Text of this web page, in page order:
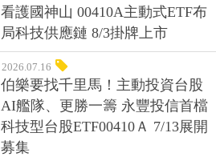
看護國神山 00410A主動式ETF布
局科技供應鏈 8/3掛牌上市
2026.07.16
伯樂要找千里馬！主動投資台股
AI艦隊、更勝一籌 永豐投信首檔
科技型台股ETF00410Ａ 7/13展開
募集